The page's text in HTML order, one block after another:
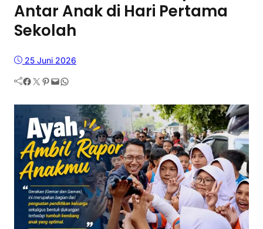
Antar Anak di Hari Pertama
Sekolah
25 Juni 2026
Facebook Twitter Pinterest Mail WhatsApp